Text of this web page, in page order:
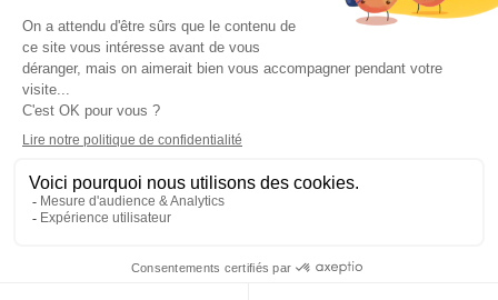
Contact
Qui sommes-nous
Estimez votre voiture
FAQ
Mentions légales